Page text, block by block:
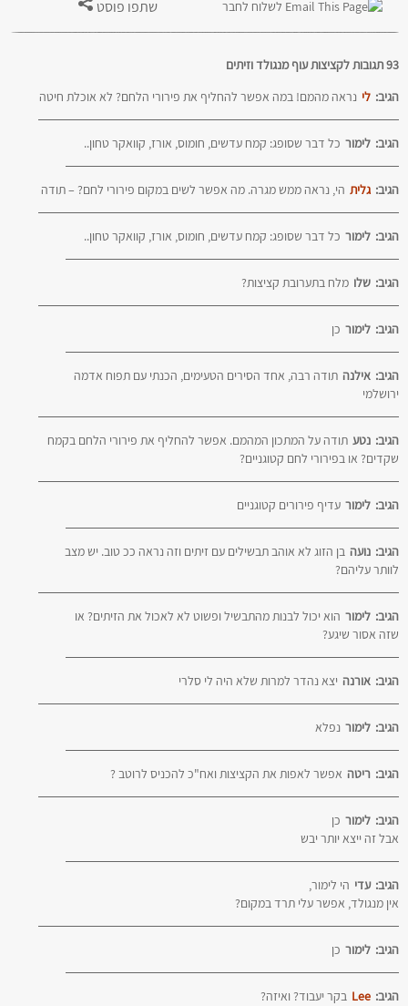
לשלוח לחבר שתפו פוסט
93 תגובות לקציצות עוף מנגולד וזיתים
לי הגיב: נראה מהמם! במה אפשר להחליף את פירורי הלחם? לא אוכלת חיטה
לימור הגיב: כל דבר שסופג: קמח עדשים, חומוס, אורז, קוואקר טחון..
גלית הגיב: הי, נראה ממש מגרה. מה אפשר לשים במקום פירורי לחם? – תודה
לימור הגיב: כל דבר שסופג: קמח עדשים, חומוס, אורז, קוואקר טחון..
שלו הגיב: מלח בתערובת קציצות?
לימור הגיב: כן
אילנה הגיב:
תודה רבה, אחד הסירים הטעימים, הכנתי עם תפוח אדמה
ירושלמי
נטע הגיב:
תודה על המתכון המהמם. אפשר להחליף את פירורי הלחם בקמח
שקדים? או בפירורי לחם קטוגניים?
לימור הגיב: עדיף פירורים קטוגניים
נועה הגיב:
בן הזוג לא אוהב תבשילים עם זיתים וזה נראה ככ טוב. יש מצב
לוותר עליהם?
לימור הגיב:
הוא יכול לבנות מהתבשיל ופשוט לא לאכול את הזיתים? או
שזה אסור שיגע?
אורנה הגיב: יצא נהדר למרות שלא היה לי סלרי
לימור הגיב: נפלא
ריטה הגיב: אפשר לאפות את הקציצות ואח"כ להכניס לרוטב ?
לימור הגיב:
כן
אבל זה ייצא יותר יבש
עדי הגיב:
הי לימור,
אין מנגולד, אפשר עלי תרד במקום?
לימור הגיב: כן
Lee הגיב: בקר יעבוד? ואיזה?